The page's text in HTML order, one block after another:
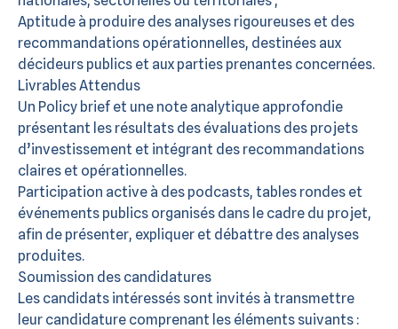
Aptitude à produire des analyses rigoureuses et des
recommandations opérationnelles, destinées aux
décideurs publics et aux parties prenantes concernées.
Livrables Attendus
Un Policy brief et une note analytique approfondie
présentant les résultats des évaluations des projets
d’investissement et intégrant des recommandations
claires et opérationnelles.
Participation active à des podcasts, tables rondes et
événements publics organisés dans le cadre du projet,
afin de présenter, expliquer et débattre des analyses
produites.
Soumission des candidatures
Les candidats intéressés sont invités à transmettre
leur candidature comprenant les éléments suivants :